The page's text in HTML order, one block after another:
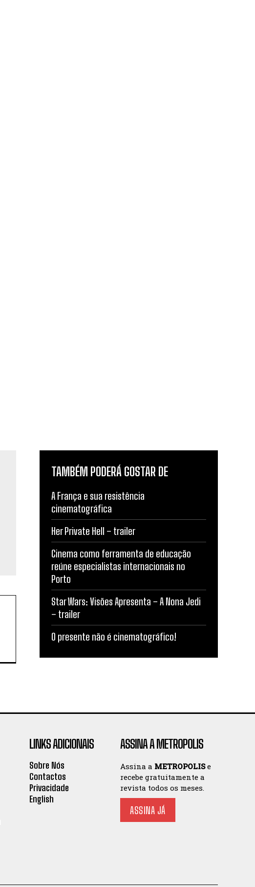
TAMBÉM PODERÁ GOSTAR DE
A França e sua resistência
cinematográfica
Her Private Hell – trailer
Cinema como ferramenta de educação
reúne especialistas internacionais no
Porto
Star Wars: Visões Apresenta – A Nona Jedi
– trailer
O presente não é cinematográfico!
LINKS ADICIONAIS
Sobre Nós
Contactos
Privacidade
English
ASSINA A METROPOLIS
Assina a METROPOLISe
recebe gratuitamente a
revista todos os meses.
ASSINA JÁ